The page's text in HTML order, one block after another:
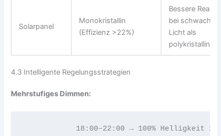
Solarpanel
Monokristallin
(Effizienz >22%)
Bessere
bei
Licht als
polykristallin
4.3 Intelligente Regelungsstrategien
Mehrstufiges Dimmen:
18:00–22:00 → 100% Helligkeit